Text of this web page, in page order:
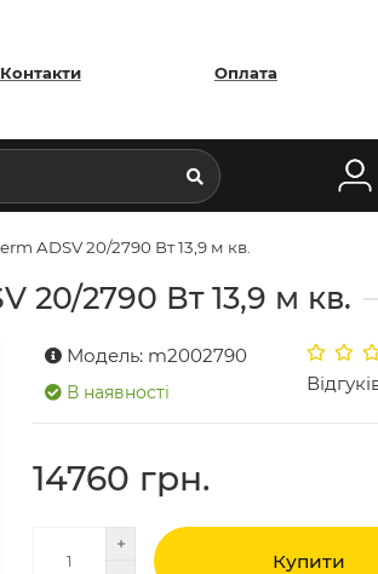
Контакти Оплата
ADSV 20/2790 Вт 13,9 м кв.
20/2790 Вт 13,9 м кв.
Модель: m2002790
В наявності
14760 грн.
Купити